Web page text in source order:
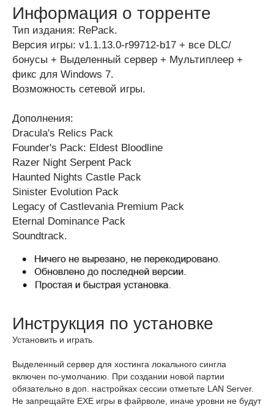
Информация о торренте
Тип издания: RePack.
Версия игры: v1.1.13.0-r99712-b17 + все DLC/
бонусы + Выделенный сервер + Мультиплеер +
фикс для Windows 7.
Возможность сетевой игры.
Дополнения:
Dracula's Relics Pack
Founder's Pack: Eldest Bloodline
Razer Night Serpent Pack
Haunted Nights Castle Pack
Sinister Evolution Pack
Legacy of Castlevania Premium Pack
Eternal Dominance Pack
Soundtrack.
Инструкция по установке
Установить и играть.
Выделенный сервер для хостинга локального сингла
включен по-умолчанию. При создании новой партии
обязательно в доп. настройках сессии отметьте LAN Server.
Не запрещайте EXE игры в файрволе, иначе уровни не будут